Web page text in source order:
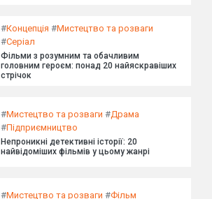
#Концепція #Мистецтво та розваги
#Серіал
Фільми з розумним та обачливим
головним героєм: понад 20 найяскравіших
стрічок
#Мистецтво та розваги #Драма
#Підприємництво
Непроникні детективні історії: 20
найвідоміших фільмів у цьому жанрі
#Мистецтво та розваги #Фільм